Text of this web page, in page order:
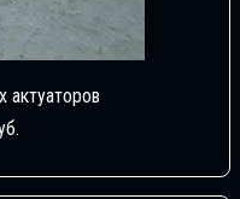
актуаторов